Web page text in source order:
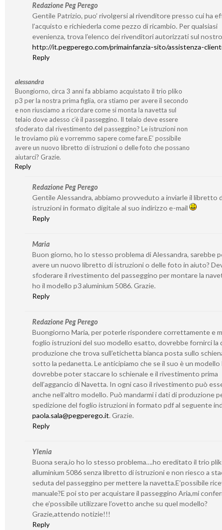
Redazione Peg Perego
Gentile Patrizio, puo’ rivolgersi al rivenditore presso cui ha
l’acquisto e richiederla come pezzo di ricambio. Per qualsiasi
evenienza, trova l’elenco dei rivenditori autorizzati sul
http://it.pegperego.com/primainfanzia-sito/assistenza-
Reply
alessandra
Buongiorno, circa 3 anni fa abbiamo acquistato il trio pliko
p3 per la nostra prima figlia, ora stiamo per avere il secondo
e non riusciamo a ricordare come si monta la navetta sul
telaio dove adesso c’è il passeggino. Il telaio deve essere
sfoderato dal rivestimento del passeggino? Le istruzioni non
le troviamo più e vorremmo sapere come fare.E’ possibile
avere un nuovo libretto di istruzioni o delle foto che possano
aiutarci? Grazie.
Reply
Redazione Peg Perego
Gentile Alessandra, abbiamo provveduto a inviarle il libretto
istruzioni in formato digitale al suo indirizzo e-mail
Reply
Maria
Buon giorno, ho lo stesso problema di Alessandra, sarebbe
avere un nuovo libretto di istruzioni o delle foto in aiuto?
sfoderare il rivestimento del passeggino per montare la
ho il modello p3 aluminium 5086. Grazie.
Reply
Redazione Peg Perego
Buongiorno Maria, per poterle rispondere correttamente e
foglio istruzioni del suo modello esatto, dovrebbe fornirci la
produzione che trova sull’etichetta bianca posta sullo
sotto la pedanetta. Le anticipiamo che se il suo è un modello
dovrebbe poter staccare lo schienale e il rivestimento prima
dell’aggancio di Navetta. In ogni caso il rivestimento può
anche nell’altro modello. Può mandarmi i dati di produzione
spedizione del foglio istruzioni in formato pdf al seguente
paola.sala@pegperego.it. Grazie.
Reply
Ylenia
Buona sera,io ho lo stesso problema….ho ereditato il trio
alluminium 5086 senza libretto di istruzioni e non riesco a
seduta del passeggino per mettere la navetta.E’possibile
manuale?E poi sto per acquistare il passeggino Aria,mi
che e’possibile utilizzare l’ovetto anche su quel modello?
Grazie,attendo notizie!!!
Reply